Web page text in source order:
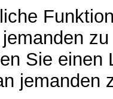
Sie
jemanden